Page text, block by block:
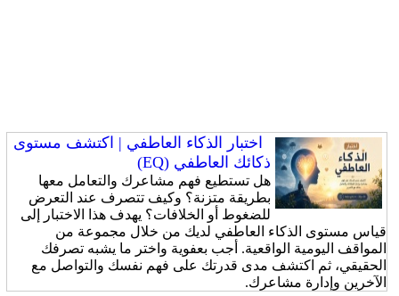
اختبار الذكاء العاطفي | اكتشف مستوى
ذكائك العاطفي (EQ)
هل تستطيع فهم مشاعرك والتعامل معها
بطريقة متزنة؟ وكيف تتصرف عند التعرض
للضغوط أو الخلافات؟ يهدف هذا الاختبار إلى
قياس مستوى الذكاء العاطفي لديك من خلال مجموعة من
المواقف اليومية الواقعية. أجب بعفوية واختر ما يشبه تصرفك
الحقيقي، ثم اكتشف مدى قدرتك على فهم نفسك والتواصل مع
الآخرين وإدارة مشاعرك.